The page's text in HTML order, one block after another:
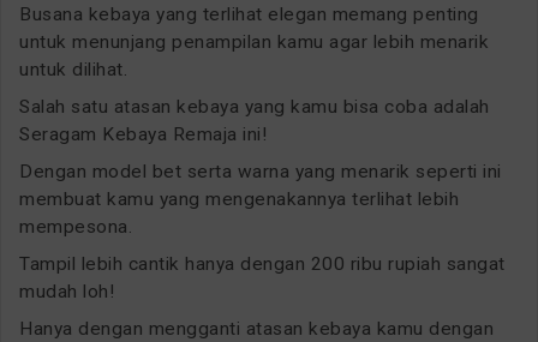
Busana kebaya yang terlihat elegan memang penting
untuk menunjang penampilan kamu agar lebih menarik
untuk dilihat.
Salah satu atasan kebaya yang kamu bisa coba adalah
Seragam Kebaya Remaja ini!
Dengan model bet serta warna yang menarik seperti ini
membuat kamu yang mengenakannya terlihat lebih
mempesona.
Tampil lebih cantik hanya dengan 200 ribu rupiah sangat
mudah loh!
Hanya dengan mengganti atasan kebaya kamu dengan